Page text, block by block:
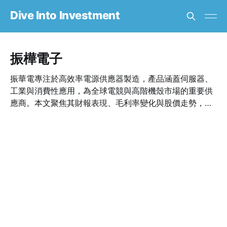
Dive Into Investment
振樺電子
振華電專注於高效率電源供應器製造，產品涵蓋伺服器、
工業與消費性應用，為全球電競與高階機殼市場的重要供
應商。本文聚焦其財報表現、毛利率變化與股價走勢，評